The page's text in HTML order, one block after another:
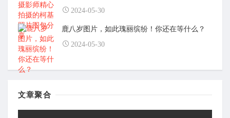
2024-05-30
鹿八岁图片，如此瑰丽缤纷！你还在等什么？
2024-05-30
文章聚合